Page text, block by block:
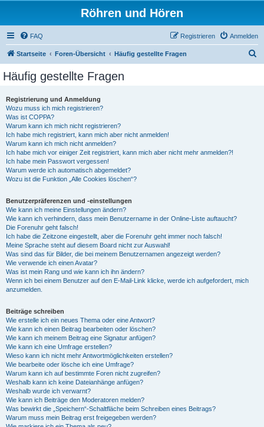
Röhren und Hören
FAQ Anmelden
Registrieren
Startseite Foren-Übersicht Häufig gestellte Fragen
Häufig gestellte Fragen
Registrierung und Anmeldung
Wozu muss ich mich registrieren?
Was ist COPPA?
Warum kann ich mich nicht registrieren?
Ich habe mich registriert, kann mich aber nicht anmelden!
Warum kann ich mich nicht anmelden?
Ich habe mich vor einiger Zeit registriert, kann mich aber nicht mehr anmelden?!
Ich habe mein Passwort vergessen!
Warum werde ich automatisch abgemeldet?
Wozu ist die Funktion „Alle Cookies löschen“?
Benutzerpräferenzen und -einstellungen
Wie kann ich meine Einstellungen ändern?
Wie kann ich verhindern, dass mein Benutzername in der Online-Liste auftaucht?
Die Forenuhr geht falsch!
Ich habe die Zeitzone eingestellt, aber die Forenuhr geht immer noch falsch!
Meine Sprache steht auf diesem Board nicht zur Auswahl!
Was sind das für Bilder, die bei meinem Benutzernamen angezeigt werden?
Wie verwende ich einen Avatar?
Was ist mein Rang und wie kann ich ihn ändern?
Wenn ich bei einem Benutzer auf den E-Mail-Link klicke, werde ich aufgefordert, mich
anzumelden.
Beiträge schreiben
Wie erstelle ich ein neues Thema oder eine Antwort?
Wie kann ich einen Beitrag bearbeiten oder löschen?
Wie kann ich meinem Beitrag eine Signatur anfügen?
Wie kann ich eine Umfrage erstellen?
Wieso kann ich nicht mehr Antwortmöglichkeiten erstellen?
Wie bearbeite oder lösche ich eine Umfrage?
Warum kann ich auf bestimmte Foren nicht zugreifen?
Weshalb kann ich keine Dateianhänge anfügen?
Weshalb wurde ich verwarnt?
Wie kann ich Beiträge den Moderatoren melden?
Was bewirkt die „Speichern“-Schaltfläche beim Schreiben eines Beitrags?
Warum muss mein Beitrag erst freigegeben werden?